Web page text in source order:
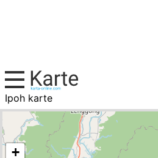
Ipoh karte
Malaysia, Städte-Liste
+